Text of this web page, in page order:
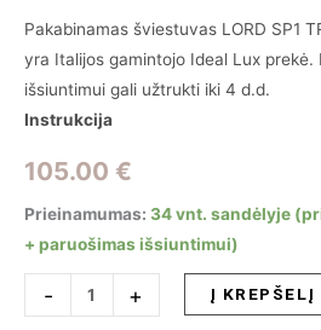
Pakabinamas šviestuvas LORD SP1
yra Italijos gamintojo Ideal Lux prekė.
išsiuntimui gali užtrukti iki 4 d.d.
Instrukcija
105.00 €
Prieinamumas: 34 vnt. sandėlyje
+ paruošimas išsiuntimui)
-
produkto
kiekis:
+ Į KREPŠELĮ